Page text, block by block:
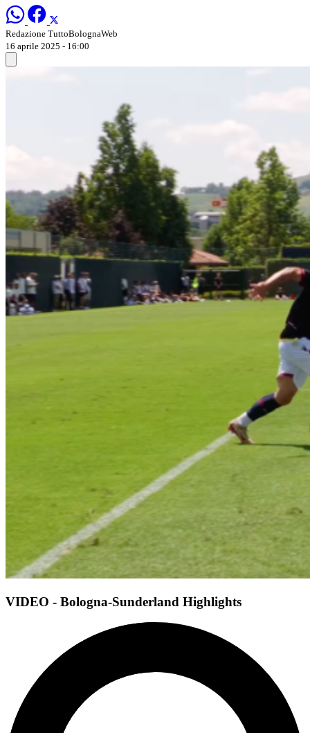
Redazione TuttoBolognaWeb
16 aprile 2025 - 16:00
VIDEO - Bologna-Sunderland Highlights